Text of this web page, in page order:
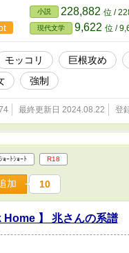
小説 228,882 位 /
現代文学 9,622 位 /
モッコリ 巨根攻め
強制
最終更新日 2024.08.22 登
ｼｮｰﾄｼｮｰﾄ R18
加 10
Home 】 兆さんの系譜